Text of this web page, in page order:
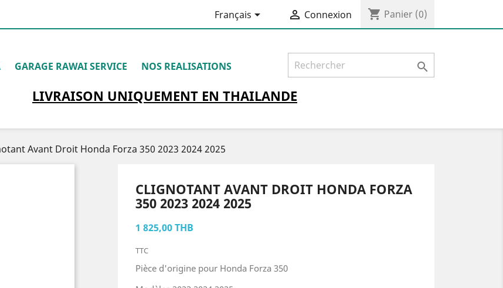
Français  Connexion shopping_cart Panier (0)
GARAGE RAWAI SERVICE NOS REALISATIONS 
LIVRAISON UNIQUEMENTEN THAILANDE
Avant Droit Honda Forza 350 2023 2024 2025
CLIGNOTANT AVANT DROIT HONDA FORZA
350 2023 2024 2025
1 825,00 THB
TTC
Pièce d'origine pour Honda Forza 350